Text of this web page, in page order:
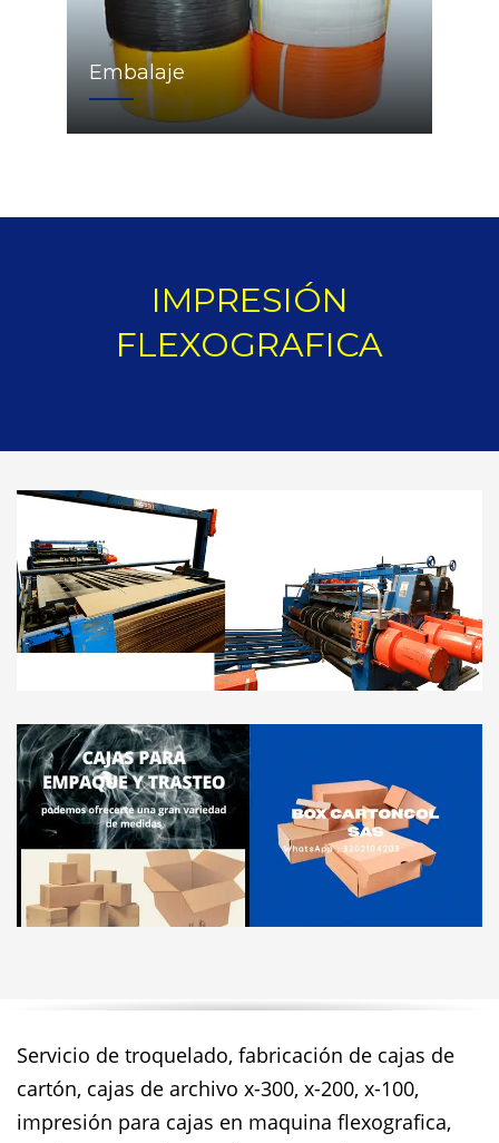
Embalaje
IMPRESIÓN
FLEXOGRAFICA
Servicio de troquelado, fabricación de cajas de
cartón, cajas de archivo x-300, x-200, x-100,
impresión para cajas en maquina flexografica,